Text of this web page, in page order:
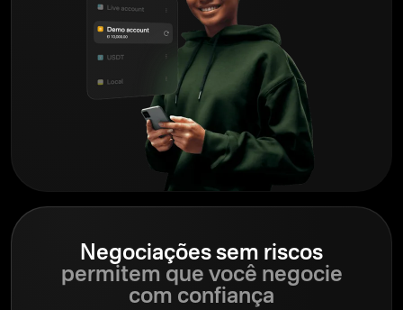
Negociações sem riscos
permitem que você negocie
com confiança